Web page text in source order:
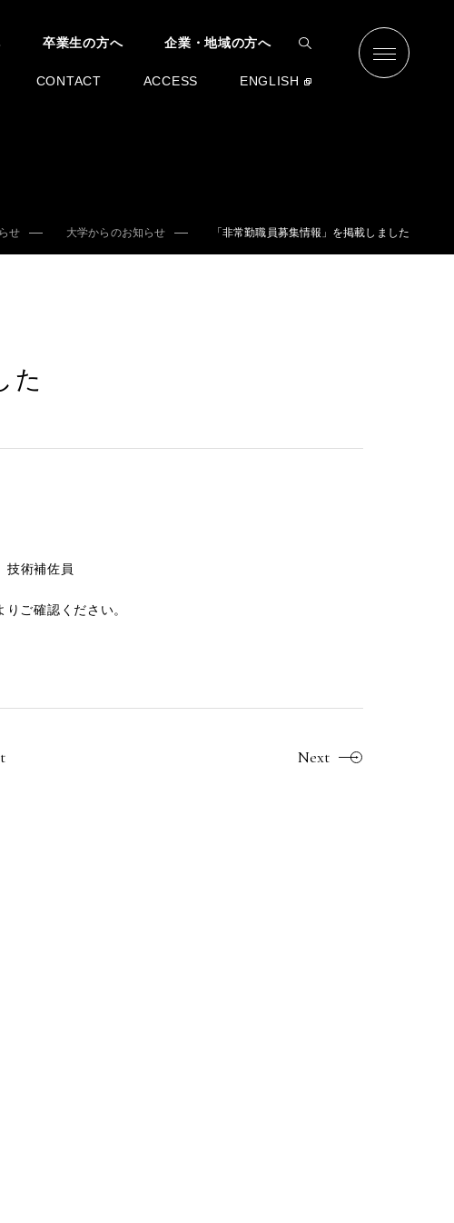
卒業生の方へ 企業・地域の方へ
CONTACT ACCESS ENGLISH
せ 大学からのお知らせ 「非常勤職員募集情報」を掲載しました
た
術補佐員
りご確認ください。
Next